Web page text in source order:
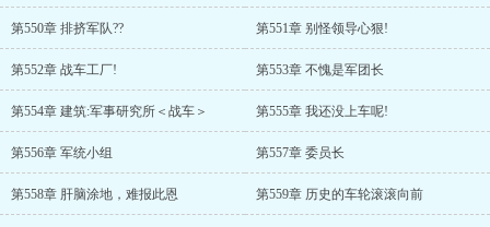
第550章 排挤军队?? 第551章 别怪领导心狠!
第552章 战车工厂! 第553章 不愧是军团长
第554章 建筑:军事研究所＜战车＞ 第555章 我还没上车呢!
第556章 军统小组 第557章 委员长
第558章 肝脑涂地，难报此恩 第559章 历史的车轮滚滚向前